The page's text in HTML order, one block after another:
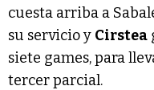
cuesta arriba a
su servicio y Cirstea
siete games, para
tercer parcial.